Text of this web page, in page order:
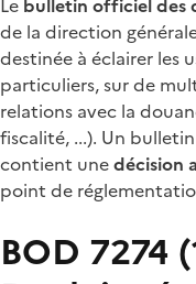
de la direction
destinée à éclairer les
particuliers, sur de
relations avec la
fiscalité, ...). Un
contient unedécision
point de
BOD 7274